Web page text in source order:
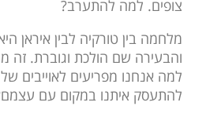
צופים. למה להתערב?
מלחמה בין טורקיה לבין איראן
והבעירה שם הולכת וגוברת.
למה אנחנו מפריעים לאוייבים
להתעסק איתנו במקום עם